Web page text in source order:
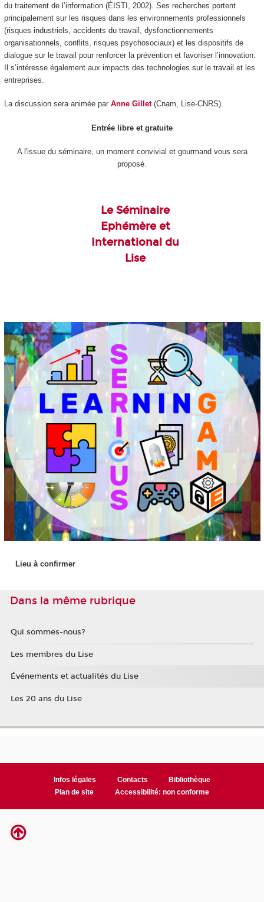
du traitement de l’information (ÉISTI, 2002). Ses recherches portent
principalement sur les risques dans les environnements professionnels
(risques industriels, accidents du travail, dysfonctionnements
organisationnels, conflits, risques psychosociaux) et les dispositifs de
dialogue sur le travail pour renforcer la prévention et favoriser l’innovation.
Il s’intéresse également aux impacts des technologies sur le travail et les
entreprises.
La discussion sera animée par Anne Gillet(Cnam, Lise-CNRS).
Entrée libre et gratuite
A l'issue du séminaire, un moment convivial et gourmand vous sera
proposé.
Le Séminaire
Ephémère et
International du
Lise
Lieu à confirmer
Dans la même rubrique
Qui sommes-nous?
Les membres du Lise
Événements et actualités du Lise
Les 20 ans du Lise
Infos légales Contacts
Bibliothèque
Plan de site
Accessibilité: non conforme